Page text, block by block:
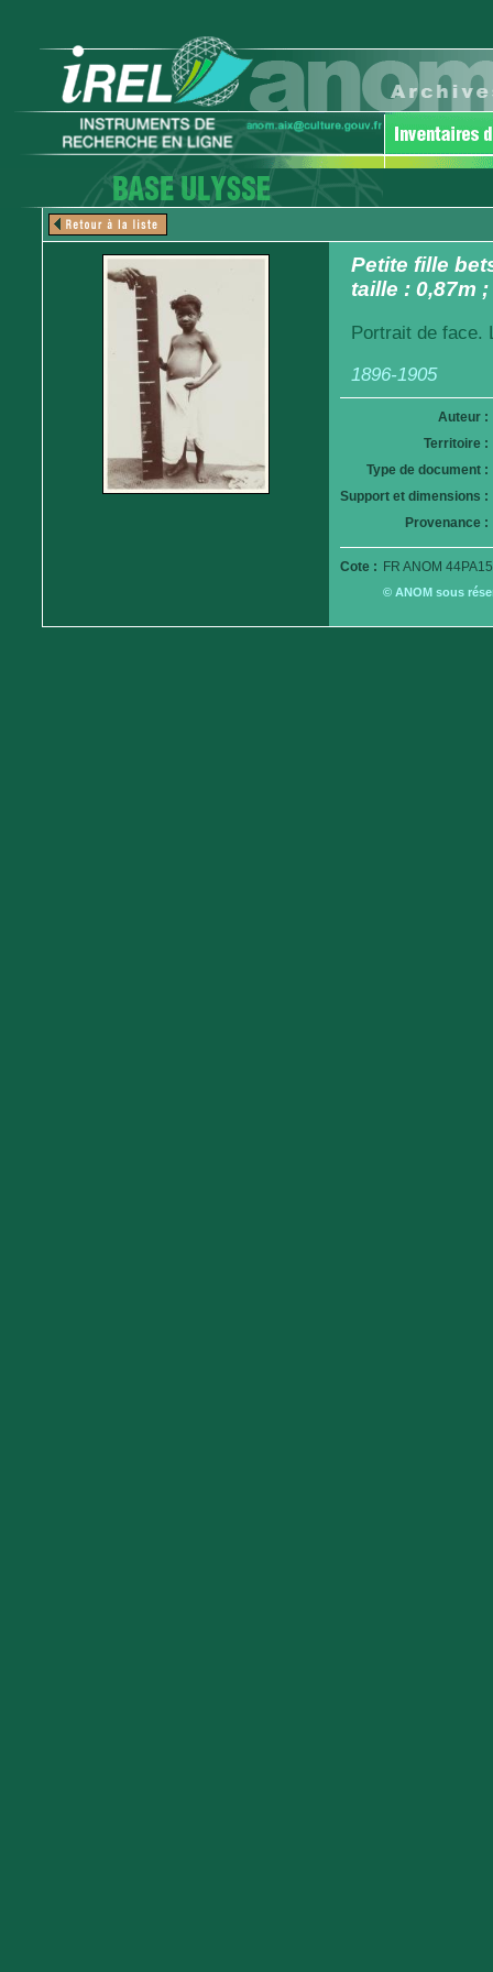
Petite fille
taille : 0,87m
Portrait de face.
1896-1905
Auteur :
Territoire :
Type de document :
Support et dimensions :
Provenance :
Cote : FR ANOM
© ANOM sous